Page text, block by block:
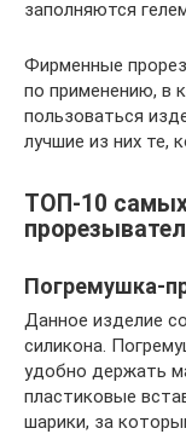
заполняются
Фирменные
по применению, в
пользоваться
лучшие из них те,
ТОП-10
Погремушка-
Данное изделие
силикона.
удобно держать
пластиковые
шарики, за